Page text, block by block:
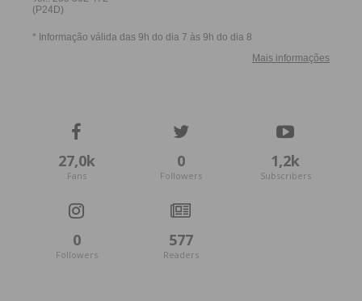
27,0k
Fans
0
Followers
1,2k
Subscribers
0
Followers
577
Readers